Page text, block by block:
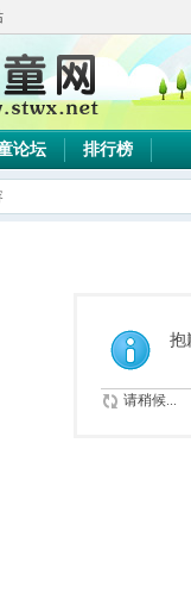
论坛 排行榜
抱
请稍候...